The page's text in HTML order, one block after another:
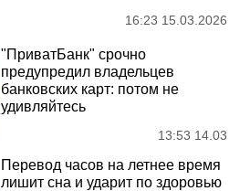
16:23 15.03.2026
"ПриватБанк" срочно
предупредил владельцев
банковских карт: потом не
удивляйтесь
13:53 14.03
Перевод часов на летнее время
лишит сна и ударит по здоровью